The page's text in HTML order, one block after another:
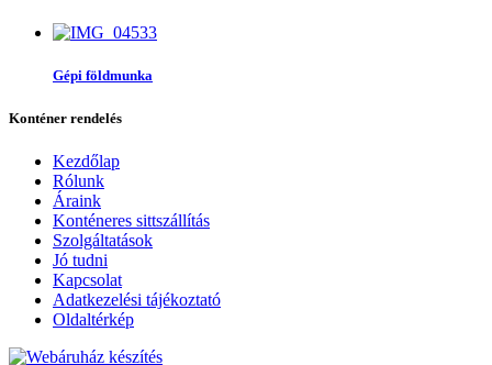
Gépi földmunka
Konténer rendelés
Kezdőlap
Rólunk
Áraink
Konténeres sittszállítás
Szolgáltatások
Jó tudni
Kapcsolat
Adatkezelési tájékoztató
Oldaltérkép